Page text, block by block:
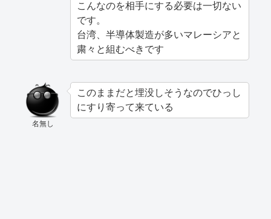
こんなのを相手にする必要は一切ない
です。
台湾、半導体製造が多いマレーシアと
粛々と組むべきです
名無し
このままだと埋没しそうなのでひっし
にすり寄って来ている